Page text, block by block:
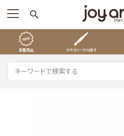
search
新着商品 カテゴリーから探す